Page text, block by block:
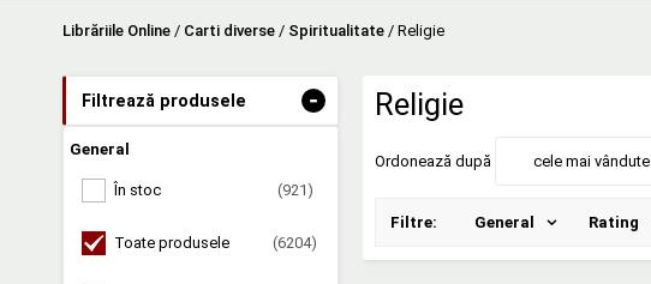
Librăriile Online / Carti diverse / Spiritualitate / Religie
Filtrează produsele -
General
În stoc (921)
Toate produsele (6204)
Religie
Ordonează după cele mai vândute
Filtre: General Rating